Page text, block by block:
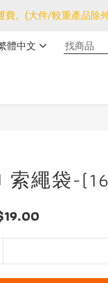
費。(大件/較重產品除
費。(大件/較重產品除
及客服服務暫停，門
。(大件/較重產品除外)
體中文
索繩袋-